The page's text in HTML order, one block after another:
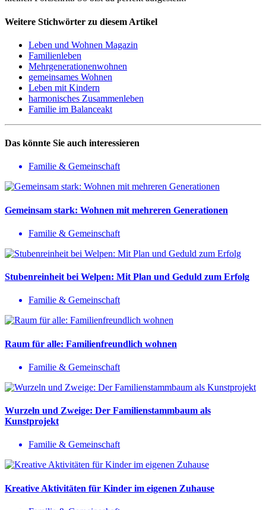
Weitere Stichwörter zu diesem Artikel
Leben und Wohnen Magazin
Familienleben
Mehrgenerationenwohnen
gemeinsames Wohnen
Leben mit Kindern
harmonisches Zusammenleben
Familie im Balanceakt
Das könnte Sie auch interessieren
Familie & Gemeinschaft
Gemeinsam stark: Wohnen mit mehreren Generationen
Familie & Gemeinschaft
Stubenreinheit bei Welpen: Mit Plan und Geduld zum Erfolg
Familie & Gemeinschaft
Raum für alle: Familienfreundlich wohnen
Familie & Gemeinschaft
Wurzeln und Zweige: Der Familienstammbaum als
Kunstprojekt
Familie & Gemeinschaft
Kreative Aktivitäten für Kinder im eigenen Zuhause